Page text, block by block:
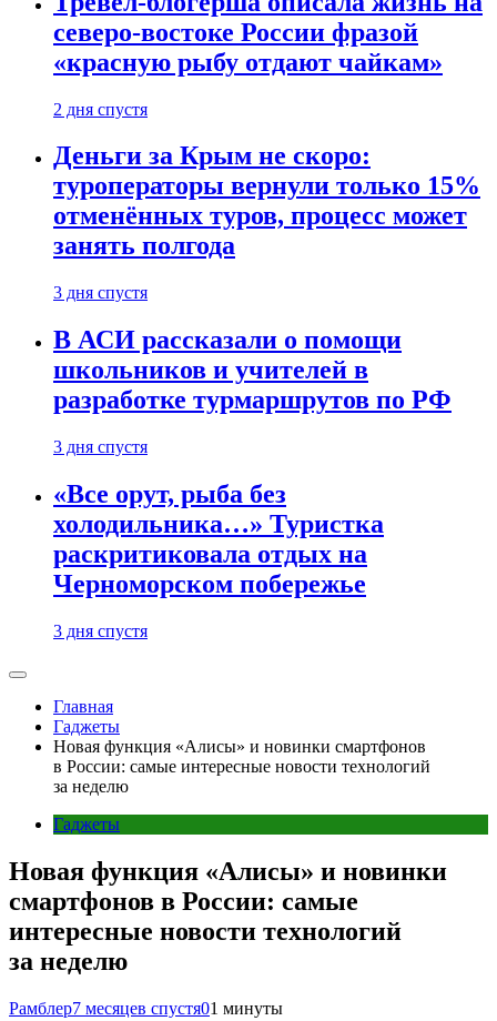
северо-востоке России фразой
«красную рыбу отдают чайкам»
2 дня спустя
Деньги за Крым не скоро:
туроператоры вернули только 15%
отменённых туров, процесс может
занять полгода
3 дня спустя
В АСИ рассказали о помощи
школьников и учителей в
разработке турмаршрутов по РФ
3 дня спустя
«Все орут, рыба без
холодильника…» Туристка
раскритиковала отдых на
Черноморском побережье
3 дня спустя
Главная
Гаджеты
Новая функция «Алисы» и новинки смартфонов
в России: самые интересные новости технологий
за неделю
Гаджеты
Новая функция «Алисы» и новинки
смартфонов в России: самые
интересные новости технологий
за неделю
Рамблер7 месяцев спустя01 минуты